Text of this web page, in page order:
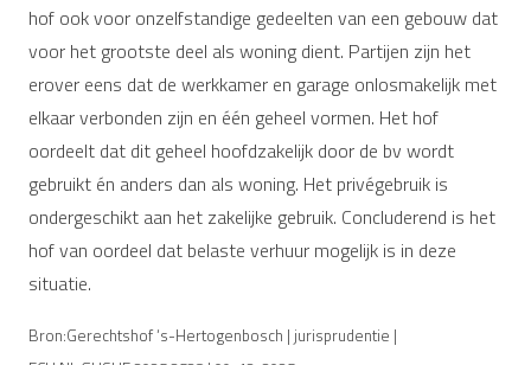
hof ook voor onzelfstandige gedeelten van een gebouw dat
voor het grootste deel als woning dient. Partijen zijn het
erover eens dat de werkkamer en garage onlosmakelijk met
elkaar verbonden zijn en één geheel vormen. Het hof
oordeelt dat dit geheel hoofdzakelijk door de bv wordt
gebruikt én anders dan als woning. Het privégebruik is
ondergeschikt aan het zakelijke gebruik. Concluderend is het
hof van oordeel dat belaste verhuur mogelijk is in deze
situatie.
Bron:Gerechtshof ‘s-Hertogenbosch | jurisprudentie |